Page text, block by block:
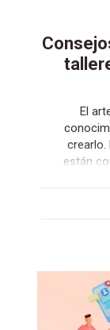
El
crearlo.
están